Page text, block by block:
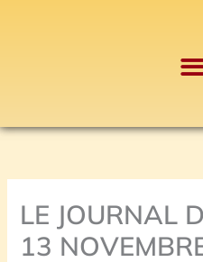
LE JOURNAL
13